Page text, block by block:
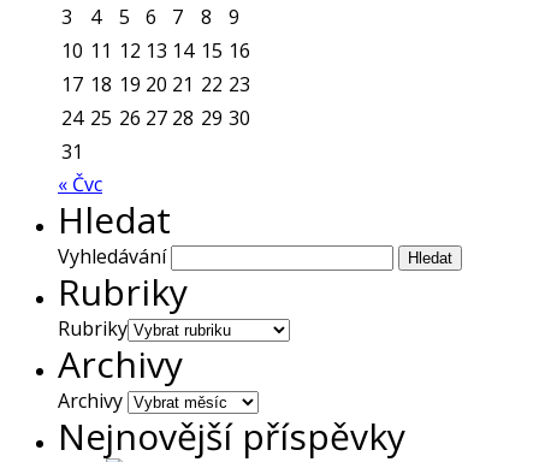
3
4 5 6 7 8
9
10 11 12 13 14 15 16
17 18 19 20 21 22 23
24 25 26 27 28 29 30
31
« Čvc
Hledat
Vyhledávání
Rubriky
Rubriky
Archivy
Archivy
Nejnovější příspěvky